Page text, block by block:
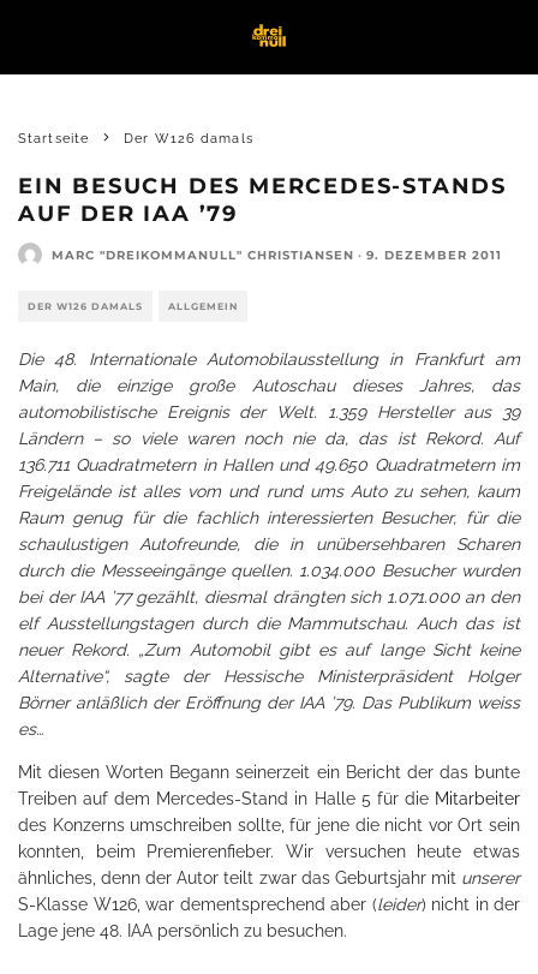
Startseite Der W126 damals
EIN BESUCH DES MERCEDES-STANDS
AUF DER IAA ’79
MARC "DREIKOMMANULL" CHRISTIANSEN · 9. DEZEMBER 2011
DER W126 DAMALS ALLGEMEIN
Die 48. Internationale Automobilausstellung in Frankfurt am
Main, die einzige große Autoschau dieses Jahres, das
automobilistische Ereignis der Welt. 1.359 Hersteller aus 39
Ländern – so viele waren noch nie da, das ist Rekord. Auf
136.711 Quadratmetern in Hallen und 49.650 Quadratmetern im
Freigelände ist alles vom und rund ums Auto zu sehen, kaum
Raum genug für die fachlich interessierten Besucher, für die
schaulustigen Autofreunde, die in unübersehbaren Scharen
durch die Messeeingänge quellen. 1.034.000 Besucher wurden
bei der IAA ’77 gezählt, diesmal drängten sich 1.071.000 an den
elf Ausstellungstagen durch die Mammutschau. Auch das ist
neuer Rekord. „Zum Automobil gibt es auf lange Sicht keine
Alternative“, sagte der Hessische Ministerpräsident Holger
Börner anläßlich der Eröffnung der IAA ’79. Das Publikum weiss
es…
Mit diesen Worten Begann seinerzeit ein Bericht der das bunte
Treiben auf dem Mercedes-Stand in Halle 5 für die Mitarbeiter
des Konzerns umschreiben sollte, für jene die nicht vor Ort sein
konnten, beim Premierenfieber. Wir versuchen heute etwas
ähnliches, denn der Autor teilt zwar das Geburtsjahr mit unserer
S-Klasse W126, war dementsprechend aber (leider) nicht in der
Lage jene 48. IAA persönlich zu besuchen.